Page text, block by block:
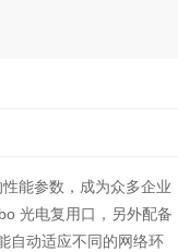
能参数，成为众多企业
光电复用口，另外配备
自动适应不同的网络环